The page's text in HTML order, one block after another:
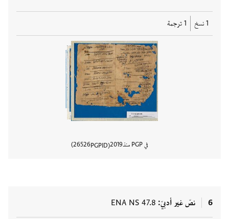
1 نسخ 1 ترجمة
في PGP منذ 2019
PGPID
26526
6 نصّ غير أدبيّ ENA NS 47.8